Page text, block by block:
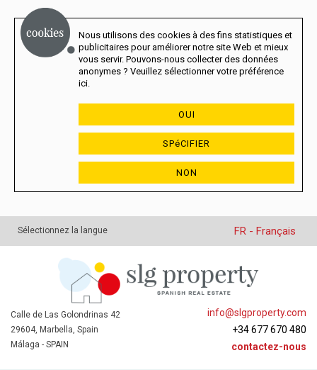
Nous utilisons des cookies à des fins statistiques et
publicitaires pour améliorer notre site Web et mieux
vous servir. Pouvons-nous collecter des données
anonymes ? Veuillez sélectionner votre préférence
ici.
OUI
SPéCIFIER
NON
Sélectionnez la langue FR - Français
info@slgproperty.com
+34 677 670 480
contactez-nous
Calle de Las Golondrinas 42
29604, Marbella, Spain
Málaga - SPAIN